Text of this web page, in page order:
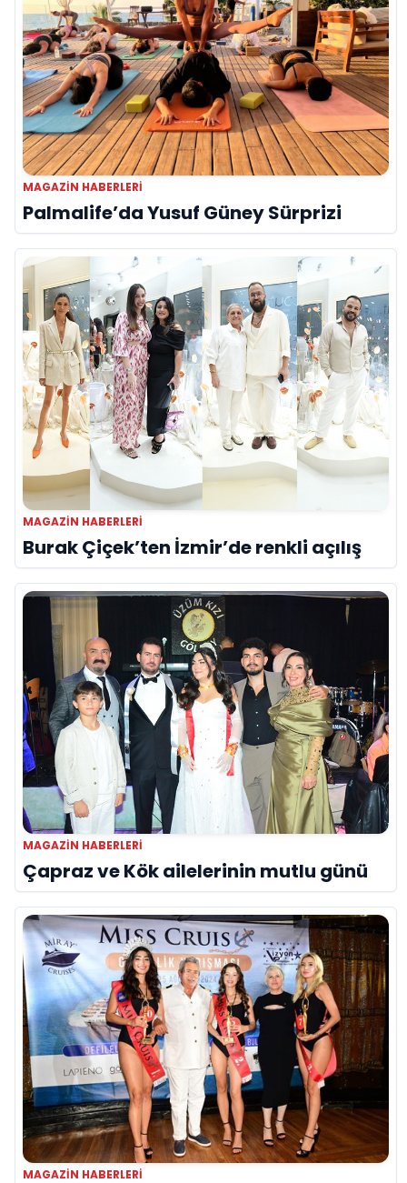
MAGAZIN HABERLERI
Palmalife’da Yusuf Güney Sürprizi
MAGAZIN HABERLERI
Burak Çiçek’ten İzmir’de renkli açılış
MAGAZIN HABERLERI
Çapraz ve Kök ailelerinin mutlu günü
MAGAZIN HABERLERI